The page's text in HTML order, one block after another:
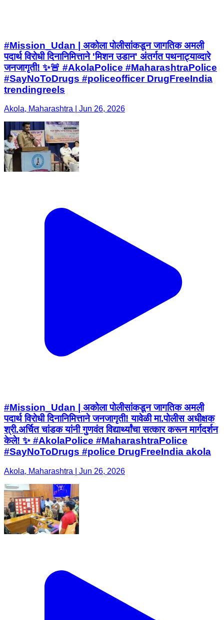
#Mission_Udan | अकोला पोलीसांकडून जागतिक अमली
पदार्थ विरोधी दिनानिमित्ताने 'मिशन उडान' अंतर्गत पथनाट्याव्दारे
जनजागृती! ✨🚨 #AkolaPolice #MaharashtraPolice
#SayNoToDrugs #policeofficer DrugFreeIndia
trendingreels
Akola, Maharashtra | Jun 26, 2026
#Mission_Udan | अकोला पोलीसांकडून जागतिक अमली
पदार्थ विरोधी दिनानिमित्ताने जनजागृती! यावेळी मा.पोलीस अधीक्षक
श्री.अर्चित चांडक यांनी गुणवंत विद्यार्थ्यांचा सत्कार करून मार्गदर्शन
केले! ✨ #AkolaPolice #MaharashtraPolice
#SayNoToDrugs #police DrugFreeIndia akola
Akola, Maharashtra | Jun 26, 2026